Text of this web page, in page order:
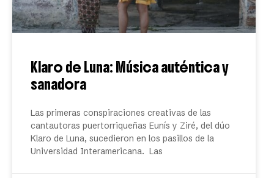
Klaro de Luna: Música auténtica y
sanadora
Las primeras conspiraciones creativas de las
cantautoras puertorriqueñas Eunís y Ziré, del dúo
Klaro de Luna, sucedieron en los pasillos de la
Universidad Interamericana. Las